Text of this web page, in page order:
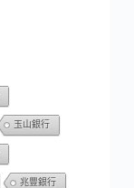
玉山銀行
兆豐銀行